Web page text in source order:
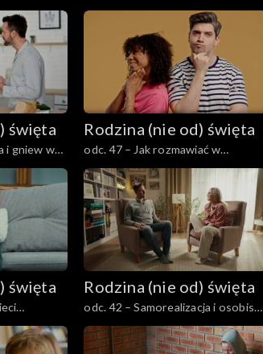
święta
i gniew w
z nimi
Rodzina (nie od) święta
odc. 47 – Jak rozmawiać w
małżeństwie o dużych decyzjach i
zmianach życiowych?
święta Rodzina (nie od) święta
odc. 42 – Samorealizacja i osobiste
szczęście w małżeństwie. Czy jest
możliwe i potrzebne?